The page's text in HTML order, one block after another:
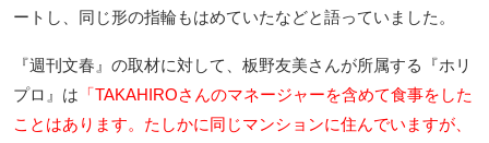
ートし、同じ形の指輪もはめていたなどと語っていました。
『週刊文春』の取材に対して、板野友美さんが所属する『ホリ
プロ』は 「TAKAHIROさんのマネージャーを含めて食事をした
ことはあります。たしかに同じマンションに住んでいますが、